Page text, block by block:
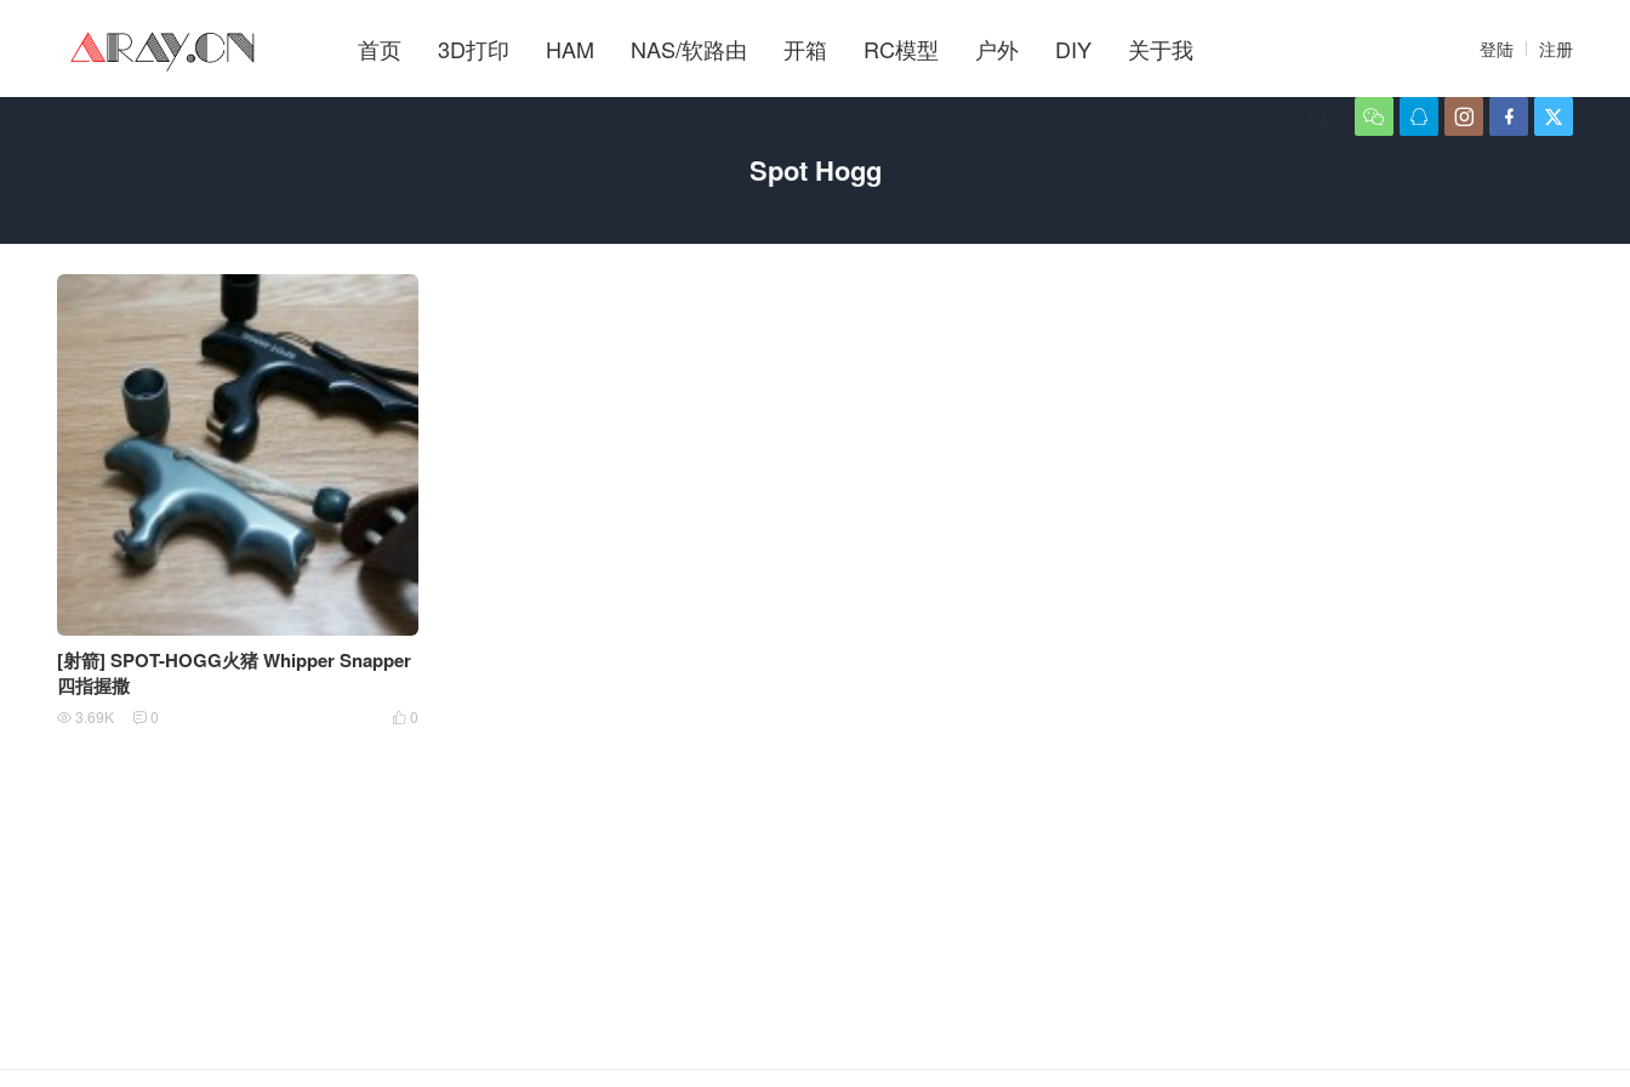
首页 3D打印 HAM NAS/软路由 开箱 RC模型 户外 DIY 关于我 登陆 注册
    
Spot Hogg
[射箭] SPOT-HOGG火猪 Whipper Snapper
四指握撒
 0
 3.69K  0